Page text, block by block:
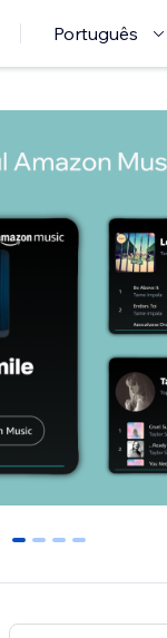
Português
0 1 2 3